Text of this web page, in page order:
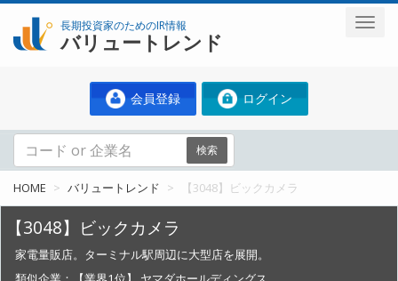
長期投資家のためのIR情報
バリュートレンド
会員登録 ログイン
検索
HOME バリュートレンド 【3048】ビックカメラ
【3048】ビックカメラ
家電量販店。ターミナル駅周辺に大型店を展開。